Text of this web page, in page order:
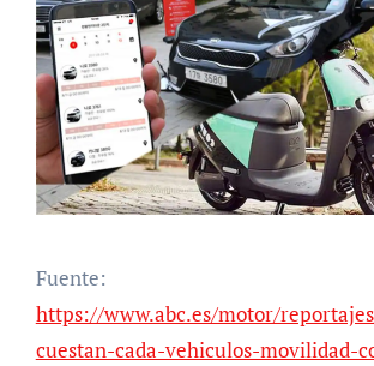
Fuente:
https://www.abc.es/motor/
cuestan-cada-vehiculos-movilidad-